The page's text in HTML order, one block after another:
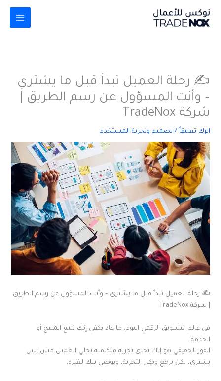
المحتوى
✍️ رحلة العميل تبدأ قبل ما يشتري
– وأنت المسؤول عن رسم الطريق |
شركة TradeNox
اترك تعليقاً / تصميم وتجربة المستخدم
✍️ رحلة العميل تبدأ قبل ما يشتري – وأنت المسؤول عن رسم الطريق
| شركة TradeNox
في عالم التسويق الرقمي اليوم، ما عاد يكفي إنك تبيع المنتج أو
الخدمة…
الفوز الحقيقي هو إنك تخلق تجربة متكاملة تخلي العميل مش بس
يشتري، لكن يرجع ويكرر التجربة، ويوصي بيك لغيره.